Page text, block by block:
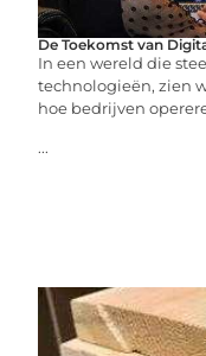
De Toekomst van
In een wereld die
technologieën, zien
hoe bedrijven
...